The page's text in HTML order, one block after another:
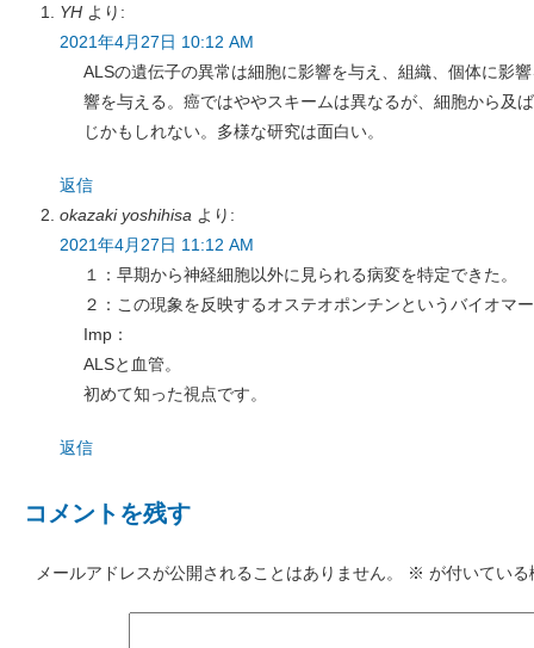
YH より:
2021年4月27日 10:12 AM
ALSの遺伝子の異常は細胞に影響を与え、組織、個体に影
響を与える。癌ではややスキームは異なるが、細胞から及
じかもしれない。多様な研究は面白い。
返信
okazaki yoshihisa より:
2021年4月27日 11:12 AM
１：早期から神経細胞以外に見られる病変を特定できた。
２：この現象を反映するオステオポンチンというバイオマ
Imp：
ALSと血管。
初めて知った視点です。
返信
コメントを残す
メールアドレスが公開されることはありません。 ※ が付いてい